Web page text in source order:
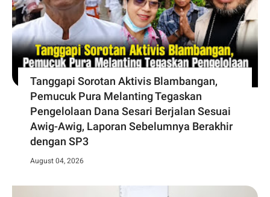
Tanggapi Sorotan Aktivis Blambangan,
Pemucuk Pura Melanting Tegaskan
Pengelolaan Dana Sesari Berjalan Sesuai
Awig-Awig, Laporan Sebelumnya Berakhir
dengan SP3
August 04, 2026